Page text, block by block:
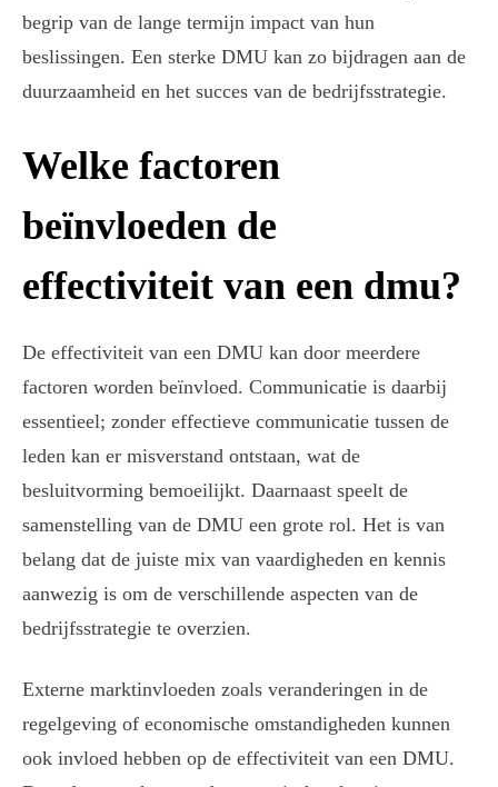
begrip van de lange termijn impact van hun
beslissingen. Een sterke DMU kan zo bijdragen aan de
duurzaamheid en het succes van de bedrijfsstrategie.
Welke factoren
beïnvloeden de
effectiviteit van een dmu?
De effectiviteit van een DMU kan door meerdere
factoren worden beïnvloed. Communicatie is daarbij
essentieel; zonder effectieve communicatie tussen de
leden kan er misverstand ontstaan, wat de
besluitvorming bemoeilijkt. Daarnaast speelt de
samenstelling van de DMU een grote rol. Het is van
belang dat de juiste mix van vaardigheden en kennis
aanwezig is om de verschillende aspecten van de
bedrijfsstrategie te overzien.
Externe marktinvloeden zoals veranderingen in de
regelgeving of economische omstandigheden kunnen
ook invloed hebben op de effectiviteit van een DMU.